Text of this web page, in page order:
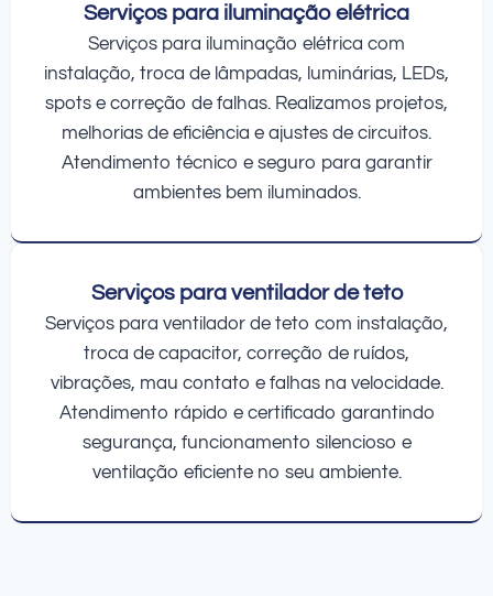
Serviços para iluminação elétrica
Serviços para iluminação elétrica com
instalação, troca de lâmpadas, luminárias, LEDs,
spots e correção de falhas. Realizamos projetos,
melhorias de eficiência e ajustes de circuitos.
Atendimento técnico e seguro para garantir
ambientes bem iluminados.
Serviços para ventilador de teto
Serviços para ventilador de teto com instalação,
troca de capacitor, correção de ruídos,
vibrações, mau contato e falhas na velocidade.
Atendimento rápido e certificado garantindo
segurança, funcionamento silencioso e
ventilação eficiente no seu ambiente.